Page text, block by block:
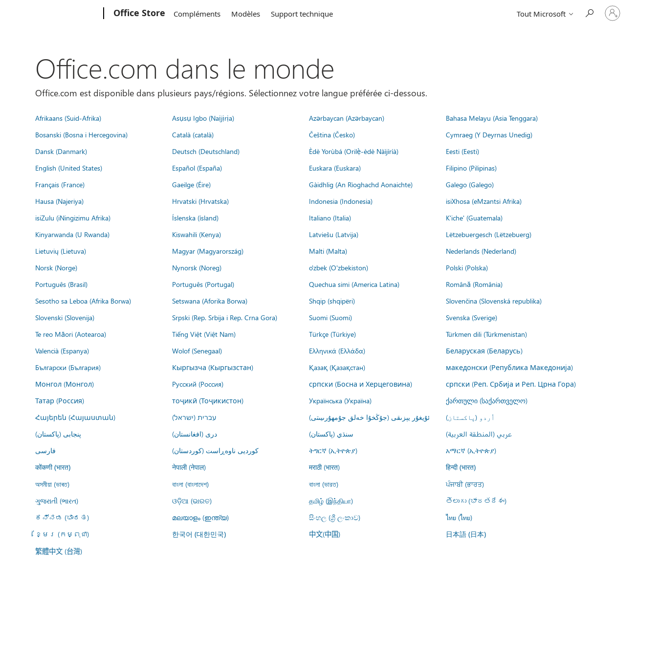
Office Store Compléments Modèles Support technique Tout Microsoft
Connectez-
vous
Office.com dans le monde
Office.com est disponible dans plusieurs pays/régions. Sélectionnez votre langue préférée ci-dessous.
Afrikaans (Suid-Afrika) Asụsụ Igbo (Naịjịrịa) Azərbaycan (Azərbaycan)
Bahasa Melayu (Asia Tenggara)
Bosanski (Bosna i Hercegovina)
Català (català) Čeština (Česko)
Cymraeg (Y Deyrnas Unedig)
Dansk (Danmark)
Deutsch (Deutschland) Èdè Yorùbá (Orilẹ̀-èdè Nàìjíríà)
Eesti (Eesti)
English (United States)
Español (España) Euskara (Euskara)
Filipino (Pilipinas)
Français (France)
Gaeilge (Éire) Gàidhlig (An Rìoghachd Aonaichte)
Galego (Galego)
Hausa (Najeriya)
Hrvatski (Hrvatska) Indonesia (Indonesia)
isiXhosa (eMzantsi Afrika)
isiZulu (iNingizimu Afrika)
Íslenska (ísland) Italiano (Italia)
K'iche' (Guatemala)
Kinyarwanda (U Rwanda)
Kiswahili (Kenya) Latviešu (Latvija)
Lëtzebuergesch (Lëtzebuerg)
Lietuvių (Lietuva)
Magyar (Magyarország) Malti (Malta)
Nederlands (Nederland)
Norsk (Norge)
Nynorsk (Noreg) o'zbek (O'zbekiston)
Polski (Polska)
Português (Brasil)
Português (Portugal) Quechua simi (America Latina)
Română (România)
Sesotho sa Leboa (Afrika Borwa)
Setswana (Aforika Borwa) Shqip (shqipëri)
Slovenčina (Slovenská republika)
Slovenski (Slovenija)
Srpski (Rep. Srbija i Rep. Crna Gora) Suomi (Suomi)
Svenska (Sverige)
Te reo Māori (Aotearoa)
Tiếng Việt (Việt Nam) Türkçe (Türkiye)
Türkmen dili (Türkmenistan)
Valencià (Espanya)
Wolof (Senegaal) Ελληνικά (Ελλάδα)
Беларуская (Беларусь)
Български (България)
Кыргызча (Кыргызстан) Қазақ (Қазақстан)
македонски (Република Македонија)
Монгол (Монгол)
Русский (Россия) српски (Босна и Херцеговина)
српски (Реп. Србија и Реп. Црна Гора)
Татар (Россия)
тоҷикӣ (Тоҷикистон) Українська (Україна)
ქართული (საქართველო)
Հայերեն (Հայաստան)
עברית (ישראל) ئۇيغۇر يېزىقى (جۇڭخۇا خەلق جۇمھۇرىيىتى)
اُردو (پاکستان)
پنجابی (پاکستان)
درى (افغانستان) سنڌي (پاکستان)
عربي (المنطقة العربية)
فارسى
کوردیی ناوەڕاست (کوردستان) ትግርኛ (ኢትዮጵያ) አማርኛ (ኢትዮጵያ)
कोंकणी (भारत) नेपाली (नेपाल) मराठी (भारत) हिन्दी (भारत)
অসমীয়া (ভাৰত) বাংলা (বাংলাদেশ) বাংলা (ভারত)
ਪੰਜਾਬੀ (ਭਾਰਤ)
ગુજરાતી (ભારત)
ଓଡ଼ିଆ (ଭାରତ) தமிழ் (இந்தியா)
తెలుగు (భారతదేశం)
ಕನ್ನಡ (ಭಾರತ)
മലയാളം (ഇന്ത്യ) සිංහල (ශ්‍රී ලංකාව)
ไทย (ไทย)
ខ្មែរ (កម្ពុជា)
한국어 (대한민국) 中文(中国) 日本語 (日本)
繁體中文 (台灣)